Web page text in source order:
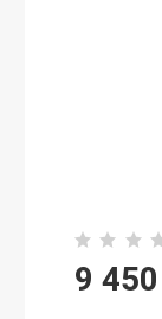
9 450